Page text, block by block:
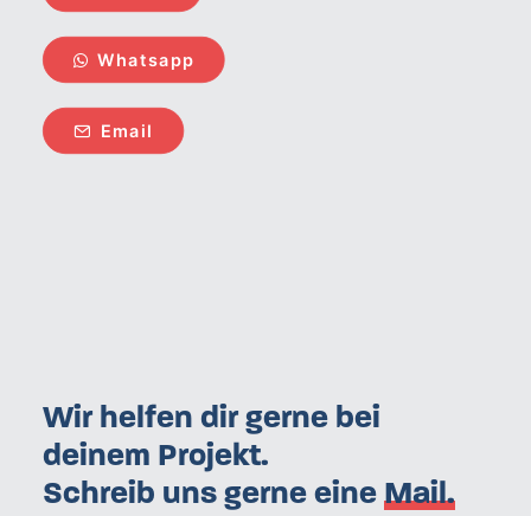
Whatsapp
Email
Wir helfen dir gerne bei
deinem Projekt.
Schreib uns gerne eine Mail.